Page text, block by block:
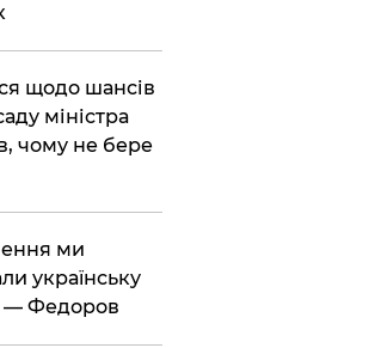
щодо шансів
міністра
чому не бере
ми
українську
— Федоров